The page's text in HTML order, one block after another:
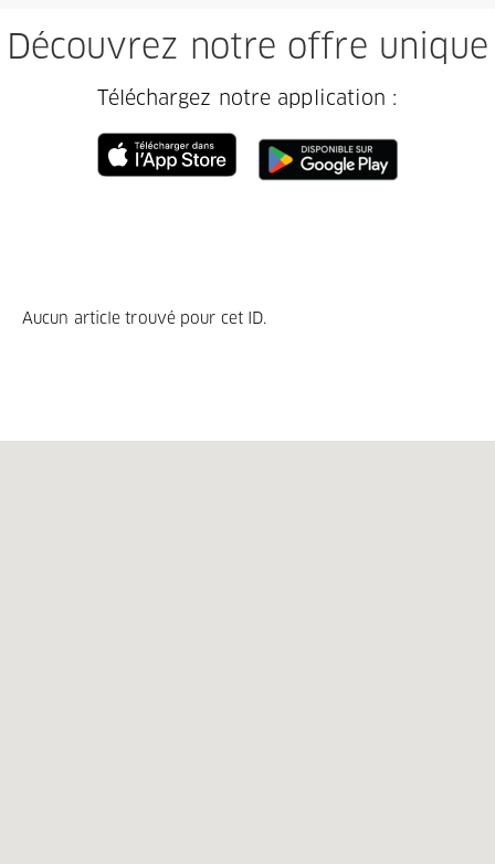
Découvrez notre offre unique
Téléchargez notre application :
Aucun article trouvé pour cet ID.